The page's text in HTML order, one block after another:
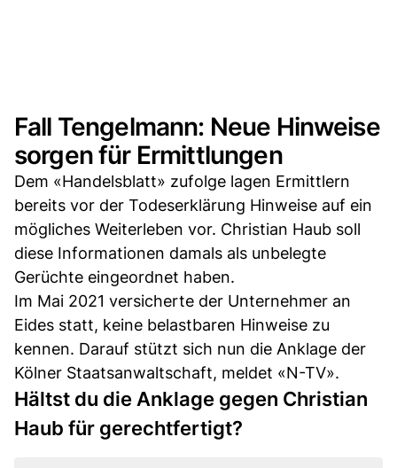
Fall Tengelmann: Neue Hinweise
sorgen für Ermittlungen
Dem «Handelsblatt» zufolge lagen Ermittlern
bereits vor der Todeserklärung Hinweise auf ein
mögliches Weiterleben vor. Christian Haub soll
diese Informationen damals als unbelegte
Gerüchte eingeordnet haben.
Im Mai 2021 versicherte der Unternehmer an
Eides statt, keine belastbaren Hinweise zu
kennen. Darauf stützt sich nun die Anklage der
Kölner Staatsanwaltschaft, meldet «N-TV».
Hältst du die Anklage gegen Christian
Haub für gerechtfertigt?